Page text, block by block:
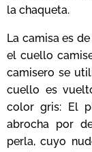
la chaqueta.
La camisa es
el cuello
camisero se
cuello es
color gris: El
abrocha por
perla, cuyo